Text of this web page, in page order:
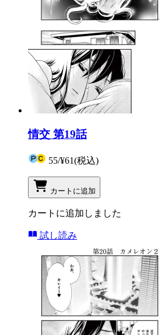
情交 第19話
55/¥61(税込)
カートに追加
カートに追加しました
試し読み